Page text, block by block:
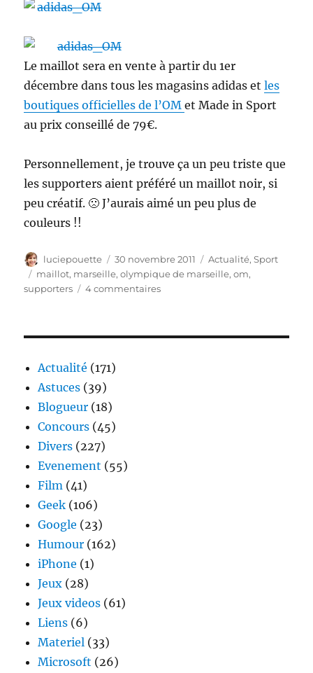
Le maillot sera en vente à partir du 1er
décembre dans tous les magasins adidas etles
boutiques officielles de l’OMet Made in Sport
au prix conseillé de 79€.
Personnellement, je trouve ça un peu triste que
les supporters aient préféré un maillot noir, si
peu créatif. 🙁 J’aurais aimé un peu plus de
couleurs !!
Auteur
luciepouette
Publié
le
30 novembre 2011 Catégories
Actualité,Sport
Étiquettes
maillot, marseille,olympique de marseille,om,
supporters
4 commentairessur
Actualité (171)
Astuces (39)
Blogueur (18)
Concours (45)
Divers (227)
Evenement (55)
Film (41)
Geek (106)
Google (23)
Humour (162)
iPhone (1)
Jeux (28)
Jeux videos (61)
Liens (6)
Materiel (33)
Microsoft (26)